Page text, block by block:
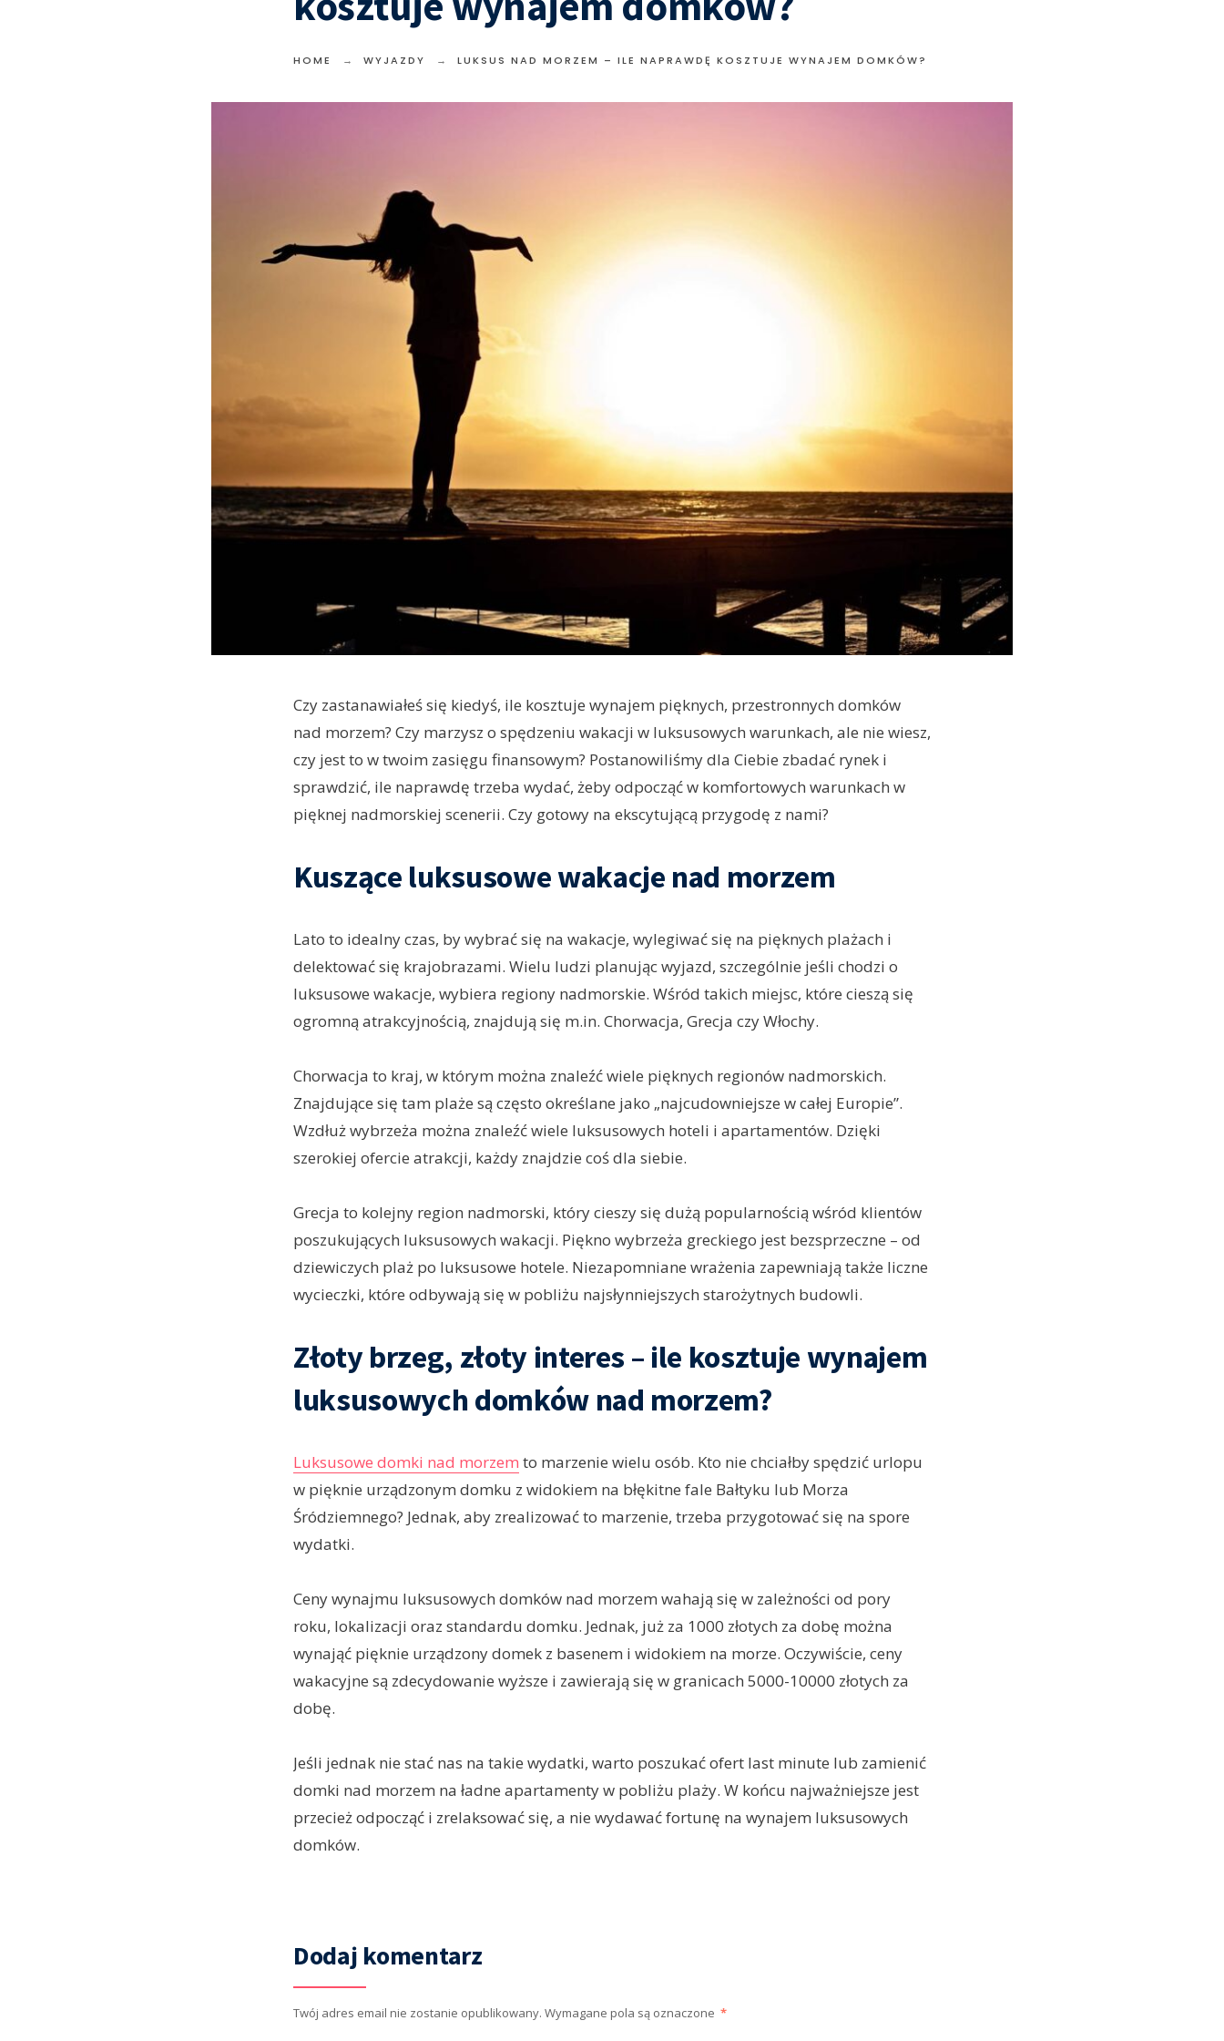
HOME WYJAZDY LUKSUS NAD MORZEM – ILE NAPRAWDĘ KOSZTUJE WYNAJEM DOMKÓW?
Czy zastanawiałeś się kiedyś, ile kosztuje wynajem pięknych, przestronnych domków
nad morzem? Czy marzysz o spędzeniu wakacji w luksusowych warunkach, ale nie wiesz,
czy jest to w twoim zasięgu finansowym? Postanowiliśmy dla Ciebie zbadać rynek i
sprawdzić, ile naprawdę trzeba wydać, żeby odpocząć w komfortowych warunkach w
pięknej nadmorskiej scenerii. Czy gotowy na ekscytującą przygodę z nami?
Kuszące luksusowe wakacje nad morzem
Lato to idealny czas, by wybrać się na wakacje, wylegiwać się na pięknych plażach i
delektować się krajobrazami. Wielu ludzi planując wyjazd, szczególnie jeśli chodzi o
luksusowe wakacje, wybiera regiony nadmorskie. Wśród takich miejsc, które cieszą się
ogromną atrakcyjnością, znajdują się m.in. Chorwacja, Grecja czy Włochy.
Chorwacja to kraj, w którym można znaleźć wiele pięknych regionów nadmorskich.
Znajdujące się tam plaże są często określane jako „najcudowniejsze w całej Europie”.
Wzdłuż wybrzeża można znaleźć wiele luksusowych hoteli i apartamentów. Dzięki
szerokiej ofercie atrakcji, każdy znajdzie coś dla siebie.
Grecja to kolejny region nadmorski, który cieszy się dużą popularnością wśród klientów
poszukujących luksusowych wakacji. Piękno wybrzeża greckiego jest bezsprzeczne – od
dziewiczych plaż po luksusowe hotele. Niezapomniane wrażenia zapewniają także liczne
wycieczki, które odbywają się w pobliżu najsłynniejszych starożytnych budowli.
Złoty brzeg, złoty interes – ile kosztuje wynajem
luksusowych domków nad morzem?
Luksusowe domki nad morzem to marzenie wielu osób. Kto nie chciałby spędzić urlopu
w pięknie urządzonym domku z widokiem na błękitne fale Bałtyku lub Morza
Śródziemnego? Jednak, aby zrealizować to marzenie, trzeba przygotować się na spore
wydatki.
Ceny wynajmu luksusowych domków nad morzem wahają się w zależności od pory
roku, lokalizacji oraz standardu domku. Jednak, już za 1000 złotych za dobę można
wynająć pięknie urządzony domek z basenem i widokiem na morze. Oczywiście, ceny
wakacyjne są zdecydowanie wyższe i zawierają się w granicach 5000-10000 złotych za
dobę.
Jeśli jednak nie stać nas na takie wydatki, warto poszukać ofert last minute lub zamienić
domki nad morzem na ładne apartamenty w pobliżu plaży. W końcu najważniejsze jest
przecież odpocząć i zrelaksować się, a nie wydawać fortunę na wynajem luksusowych
domków.
Dodaj komentarz
Twój adres email nie zostanie opublikowany. Wymagane pola są oznaczone *